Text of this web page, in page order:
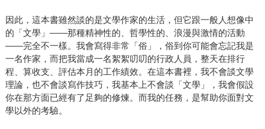
因此，這本書雖然談的是文學作家的生活，但它跟一般人想像中
的「文學」——那種精神性的、哲學性的、浪漫與激情的活動
——完全不一樣。我會寫得非常「俗」，俗到你可能會忘記我是
一名作家，而把我當成一名絮絮叨叨的行政人員，整天在排行
程、算收支、評估本月的工作績效。在這本書裡，我不會談文學
理論，也不會談寫作技巧，我基本上不會談「文學」，我會假設
你在那方面已經有了足夠的修煉。而我的任務，是幫助你面對文
學以外的考驗。